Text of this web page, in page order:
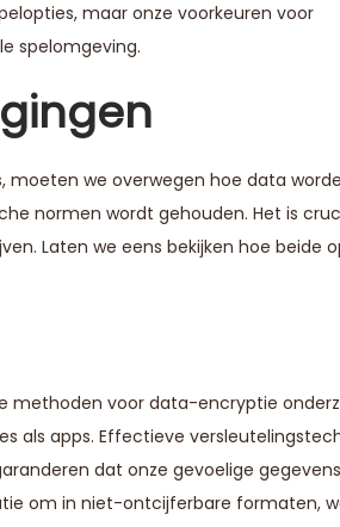
maar onze voorkeuren voor
spelomgeving.
moeten we overwegen hoe data
normen wordt gehouden. Het is
Laten we eens bekijken hoe beide
methoden voor data-encryptie
als apps. Effectieve
dat onze gevoelige
om in niet-ontcijferbare formaten,